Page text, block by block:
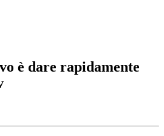
è dare rapidamente